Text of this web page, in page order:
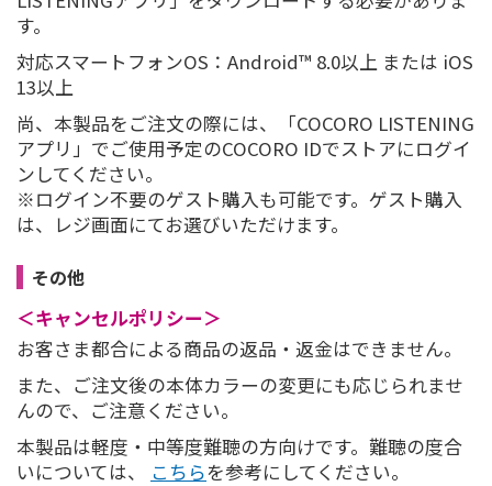
す。
対応スマートフォンOS：Android™ 8.0以上 または iOS
13以上
尚、本製品をご注文の際には、「COCORO LISTENING
アプリ」でご使用予定のCOCORO IDでストアにログイ
ンしてください。
※ログイン不要のゲスト購入も可能です。ゲスト購入
は、レジ画面にてお選びいただけます。
その他
＜キャンセルポリシー＞
お客さま都合による商品の返品・返金はできません。
また、ご注文後の本体カラーの変更にも応じられませ
んので、ご注意ください。
本製品は軽度・中等度難聴の方向けです。難聴の度合
いについては、
こちらを参考にしてください。